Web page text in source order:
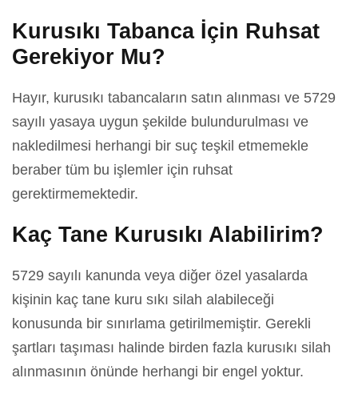
Kurusıkı Tabanca İçin Ruhsat
Gerekiyor Mu?
Hayır, kurusıkı tabancaların satın alınması ve 5729
sayılı yasaya uygun şekilde bulundurulması ve
nakledilmesi herhangi bir suç teşkil etmemekle
beraber tüm bu işlemler için ruhsat
gerektirmemektedir.
Kaç Tane Kurusıkı Alabilirim?
5729 sayılı kanunda veya diğer özel yasalarda
kişinin kaç tane kuru sıkı silah alabileceği
konusunda bir sınırlama getirilmemiştir. Gerekli
şartları taşıması halinde birden fazla kurusıkı silah
alınmasının önünde herhangi bir engel yoktur.